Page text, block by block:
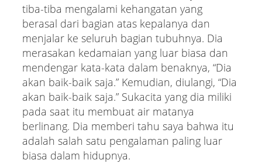
tiba-tiba mengalami kehangatan yang
berasal dari bagian atas kepalanya dan
menjalar ke seluruh bagian tubuhnya. Dia
merasakan kedamaian yang luar biasa dan
mendengar kata-kata dalam benaknya, “Dia
akan baik-baik saja.” Kemudian, diulangi, “Dia
akan baik-baik saja.” Sukacita yang dia miliki
pada saat itu membuat air matanya
berlinang. Dia memberi tahu saya bahwa itu
adalah salah satu pengalaman paling luar
biasa dalam hidupnya.